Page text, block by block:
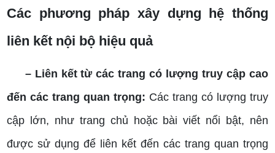
Các phương pháp xây dựng hệ thống
liên kết nội bộ hiệu quả
– Liên kết từ các trang có lượng truy cập cao
đến các trang quan trọng: Các trang có lượng truy
cập lớn, như trang chủ hoặc bài viết nổi bật, nên
được sử dụng để liên kết đến các trang quan trọng